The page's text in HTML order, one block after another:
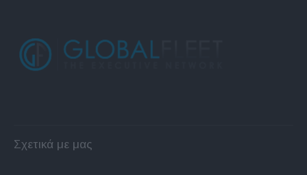
Σχετικά με μας